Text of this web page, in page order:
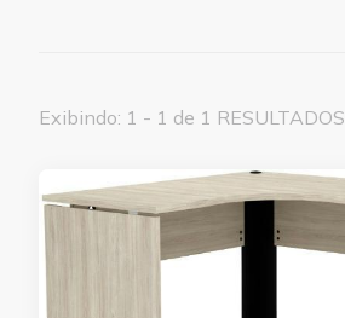
Exibindo: 1 - 1 de 1 RESULTADOS